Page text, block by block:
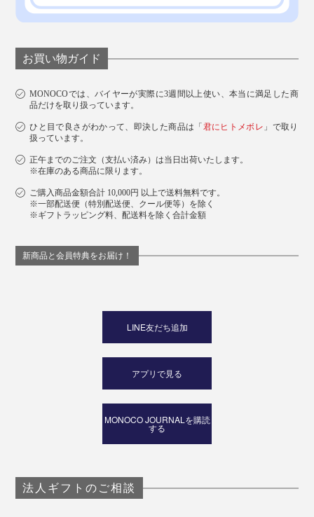
お買い物ガイド
MONOCOでは、バイヤーが実際に3週間以上使い、本当に満足した商
品だけを取り扱っています。
ひと目で良さがわかって、即決した商品は「 君にヒトメボレ 」で取り
扱っています。
正午までのご注文（支払い済み）は当日出荷いたします。
※在庫のある商品に限ります。
ご購入商品金額合計 10,000円 以上で送料無料です。
※一部配送便（特別配送便、クール便等）を除く
※ギフトラッピング料、配送料を除く合計金額
新商品と会員特典をお届け！
LINE友だち追加
アプリで見る
MONOCO JOURNALを購読
する
法人ギフトのご相談